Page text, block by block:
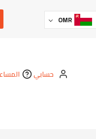
OMR
حسابي